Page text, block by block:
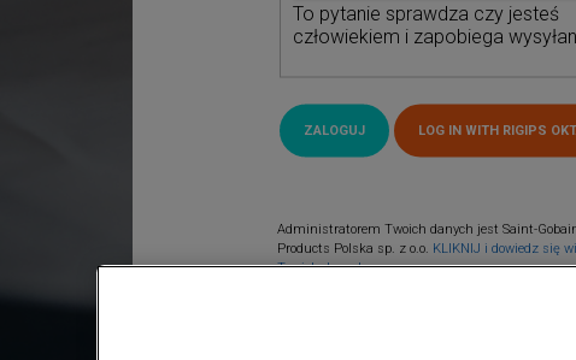
To pytanie sprawdza czy jesteś
człowiekiem i zapobiega
Administratorem Twoich danych jest Saint-
Products Polska sp. z o.o. KLIKNIJ i dowiedz się
Twoich danych.